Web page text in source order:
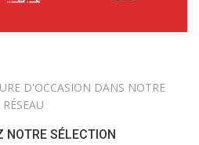
D'OCCASION DANS NOTRE
RÉSEAU
NOTRE SÉLECTION